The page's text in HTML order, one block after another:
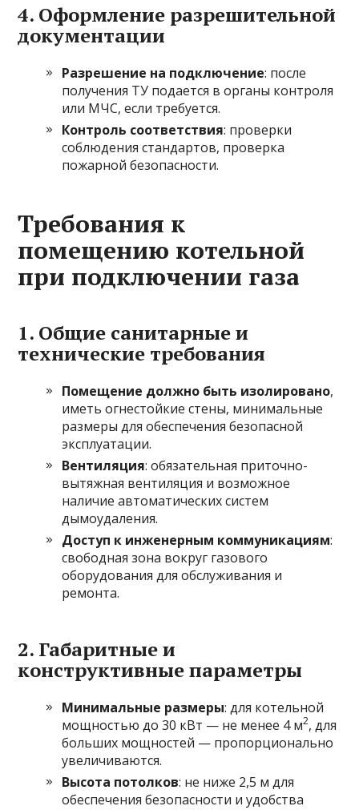
4. Оформление разрешительной
документации
Разрешение на подключение: после
получения ТУ подается в органы контроля
или МЧС, если требуется.
Контроль соответствия: проверки
соблюдения стандартов, проверка
пожарной безопасности.
Требования к
помещению котельной
при подключении газа
1. Общие санитарные и
технические требования
Помещение должно быть изолировано,
иметь огнестойкие стены, минимальные
размеры для обеспечения безопасной
эксплуатации.
Вентиляция: обязательная приточно-
вытяжная вентиляция и возможное
наличие автоматических систем
дымоудаления.
Доступ к инженерным коммуникациям:
свободная зона вокруг газового
оборудования для обслуживания и
ремонта.
2. Габаритные и
конструктивные параметры
Минимальные размеры: для котельной
мощностью до 30 кВт — не менее 4 м2, для
больших мощностей — пропорционально
увеличиваются.
Высота потолков: не ниже 2,5 м для
обеспечения безопасности и удобства